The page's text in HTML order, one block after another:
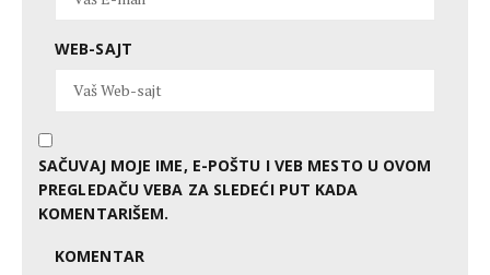
WEB-SAJT
SAČUVAJ MOJE IME, E-POŠTU I VEB MESTO U OVOM
PREGLEDAČU VEBA ZA SLEDEĆI PUT KADA
KOMENTARIŠEM.
KOMENTAR